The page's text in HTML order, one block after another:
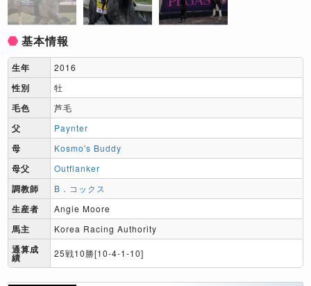
基本情報
生年 2016
性別 牡
毛色 芦毛
父 Paynter
母 Kosmo's Buddy
母父 Outflanker
調教師 B．コックス
生産者 Angie Moore
馬主 Korea Racing Authority
通算成
績 25戦10勝[10-4-1-10]